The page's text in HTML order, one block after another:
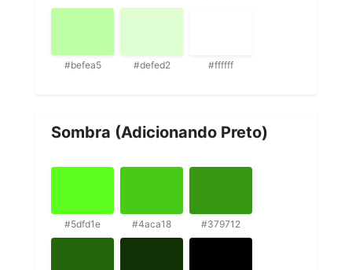
#befea5 #defed2 #ffffff
Sombra (Adicionando Preto)
#5dfd1e #4aca18 #379712